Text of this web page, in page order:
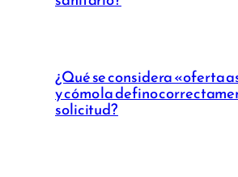
¿Qué se considera «oferta
y cómo la defino
solicitud?